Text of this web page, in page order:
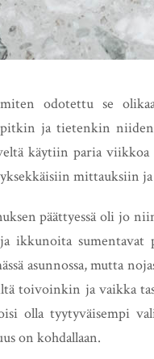
odotettu se
ja tietenkin
käytiin paria
mittauksiin
päättyessä oli jo
ikkunoita sumentavat
asunnossa, mutta
toivoinkin ja vaikka
olla tyytyväisempi
on kohdallaan.